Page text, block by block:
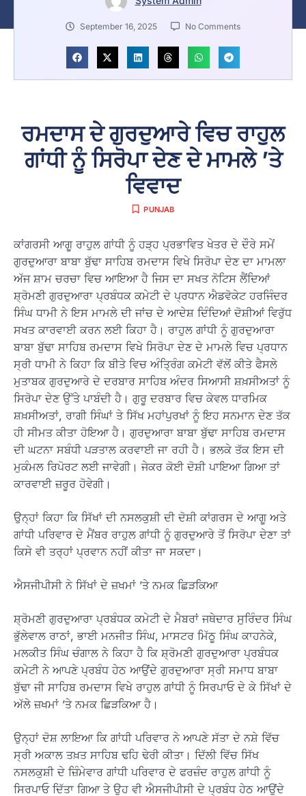
September 16, 2025 No Comments
ਰਮਦਾਸ ਦੇ ਗੁਰਦੁਆਰੇ ਵਿਚ ਰਾਹੁਲ
ਗਾਂਧੀ ਨੂੰ ਸਿਰੋਪਾ ਦੇਣ ਦੇ ਮਾਮਲੇ ’ਤੇ
ਵਿਵਾਦ
PUNJAB
ਕਾਂਗਰਸੀ ਆਗੂ ਰਾਹੁਲ ਗਾਂਧੀ ਨੂੰ ਹੜ੍ਹ ਪ੍ਰਭਾਵਿਤ ਖੇਤਰ ਦੇ ਦੌਰੇ ਸਮੇਂ
ਗੁਰਦੁਆਰਾ ਬਾਬਾ ਬੁੱਢਾ ਸਾਹਿਬ ਰਮਦਾਸ ਵਿਖੇ ਸਿਰੋਪਾ ਦੇਣ ਦਾ ਮਾਮਲਾ
ਅੱਜ ਸ਼ਾਮ ਚਰਚਾ ਵਿਚ ਆਇਆ ਹੈ ਜਿਸ ਦਾ ਸਖਤ ਨੋਟਿਸ ਲੈਂਦਿਆਂ
ਸ਼੍ਰੋਮਣੀ ਗੁਰਦੁਆਰਾ ਪ੍ਰਬੰਧਕ ਕਮੇਟੀ ਦੇ ਪ੍ਰਧਾਨ ਐਡਵੋਕੇਟ ਹਰਜਿੰਦਰ
ਸਿੰਘ ਧਾਮੀ ਨੇ ਇਸ ਮਾਮਲੇ ਦੀ ਜਾਂਚ ਦੇ ਆਦੇਸ਼ ਦਿੰਦਿਆਂ ਦੋਸ਼ੀਆਂ ਵਿਰੁੱਧ
ਸਖਤ ਕਾਰਵਾਈ ਕਰਨ ਲਈ ਕਿਹਾ ਹੈ। ਰਾਹੁਲ ਗਾਂਧੀ ਨੂੰ ਗੁਰਦੁਆਰਾ
ਬਾਬਾ ਬੁੱਢਾ ਸਾਹਿਬ ਰਮਦਾਸ ਵਿਖੇ ਸਿਰੋਪਾ ਦੇਣ ਦੇ ਮਾਮਲੇ ਵਿਚ ਪ੍ਰਧਾਨ
ਸ੍ਰੀ ਧਾਮੀ ਨੇ ਕਿਹਾ ਕਿ ਬੀਤੇ ਵਿਚ ਅੰਤ੍ਰਿੰਗ ਕਮੇਟੀ ਵੱਲੋਂ ਕੀਤੇ ਫੈਸਲੇ
ਮੁਤਾਬਕ ਗੁਰਦੁਆਰੇ ਦੇ ਦਰਬਾਰ ਸਾਹਿਬ ਅੰਦਰ ਸਿਆਸੀ ਸ਼ਖ਼ਸੀਅਤਾਂ ਨੂੰ
ਸਿਰੋਪਾ ਦੇਣ ਉੱਤੇ ਪਾਬੰਦੀ ਹੈ। ਗੁਰੂ ਦਰਬਾਰ ਵਿਚ ਕੇਵਲ ਧਾਰਮਿਕ
ਸ਼ਖ਼ਸੀਅਤਾਂ, ਰਾਗੀ ਸਿੰਘਾਂ ਤੇ ਸਿੱਖ ਮਹਾਂਪੁਰਖਾਂ ਨੂੰ ਇਹ ਸਨਮਾਨ ਦੇਣ ਤੱਕ
ਹੀ ਸੀਮਤ ਕੀਤਾ ਹੋਇਆ ਹੈ। ਗੁਰਦੁਆਰਾ ਬਾਬਾ ਬੁੱਢਾ ਸਾਹਿਬ ਰਮਦਾਸ
ਦੀ ਘਟਨਾ ਸਬੰਧੀ ਪੜਤਾਲ ਕਰਵਾਈ ਜਾ ਰਹੀ ਹੈ। ਭਲਕੇ ਤੱਕ ਇਸ ਦੀ
ਮੁਕੰਮਲ ਰਿਪੋਰਟ ਲਈ ਜਾਵੇਗੀ। ਜੇਕਰ ਕੋਈ ਦੋਸ਼ੀ ਪਾਇਆ ਗਿਆ ਤਾਂ
ਕਾਰਵਾਈ ਜ਼ਰੂਰ ਹੋਵੇਗੀ।
ਉਨ੍ਹਾਂ ਕਿਹਾ ਕਿ ਸਿੱਖਾਂ ਦੀ ਨਸਲਕੁਸ਼ੀ ਦੀ ਦੋਸ਼ੀ ਕਾਂਗਰਸ ਦੇ ਆਗੂ ਅਤੇ
ਗਾਂਧੀ ਪਰਿਵਾਰ ਦੇ ਮੈਂਬਰ ਰਾਹੁਲ ਗਾਂਧੀ ਨੂੰ ਗੁਰਦੁਆਰੇ ਤੋਂ ਸਿਰੋਪਾ ਦੇਣਾ ਤਾਂ
ਕਿਸੇ ਵੀ ਤਰ੍ਹਾਂ ਪ੍ਰਵਾਨ ਨਹੀਂ ਕੀਤਾ ਜਾ ਸਕਦਾ।
ਐਸਜੀਪੀਸੀ ਨੇ ਸਿੱਖਾਂ ਦੇ ਜ਼ਖਮਾਂ ’ਤੇ ਨਮਕ ਛਿੜਕਿਆ
ਸ਼੍ਰੋਮਣੀ ਗੁਰਦੁਆਰਾ ਪ੍ਰਬੰਧਕ ਕਮੇਟੀ ਦੇ ਮੈਬਰਾਂ ਜਥੇਦਾਰ ਸੁਰਿੰਦਰ ਸਿੰਘ
ਭੁੱਲੇਵਾਲ ਰਾਠਾਂ, ਭਾਈ ਮਨਜੀਤ ਸਿੰਘ, ਮਾਸਟਰ ਮਿੱਠੂ ਸਿੰਘ ਕਾਹਨੇਕੇ,
ਮਲਕੀਤ ਸਿੰਘ ਚੰਗਾਲ ਨੇ ਕਿਹਾ ਹੈ ਕਿ ਸ਼੍ਰੋਮਣੀ ਗੁਰਦੁਆਰਾ ਪ੍ਰਬੰਧਕ
ਕਮੇਟੀ ਨੇ ਆਪਣੇ ਪ੍ਰਬੰਧ ਹੇਠ ਆਉਂਦੇ ਗੁਰਦੁਆਰਾ ਸ੍ਰੀ ਸਮਾਧ ਬਾਬਾ
ਬੁੱਢਾ ਜੀ ਸਾਹਿਬ ਰਮਦਾਸ ਵਿਖੇ ਰਾਹੁਲ ਗਾਂਧੀ ਨੂੰ ਸਿਰਪਾਓ ਦੇ ਕੇ ਸਿੱਖਾਂ ਦੇ
ਅੱਲੇ ਜ਼ਖਮਾਂ ’ਤੇ ਨਮਕ ਛਿੜਕਿਆ ਹੈ।
ਉਨ੍ਹਾਂ ਦੋਸ਼ ਲਾਇਆ ਕਿ ਗਾਂਧੀ ਪਰਿਵਾਰ ਨੇ ਆਪਣੇ ਸੱਤਾ ਦੇ ਨਸ਼ੇ ਵਿੱਚ
ਸ੍ਰੀ ਅਕਾਲ ਤਖ਼ਤ ਸਾਹਿਬ ਢਹਿ ਢੇਰੀ ਕੀਤਾ। ਦਿੱਲੀ ਵਿੱਚ ਸਿੱਖ
ਨਸਲਕੁਸ਼ੀ ਦੇ ਜ਼ਿੰਮੇਵਾਰ ਗਾਂਧੀ ਪਰਿਵਾਰ ਦੇ ਫਰਜ਼ੰਦ ਰਾਹੁਲ ਗਾਂਧੀ ਨੂੰ
ਸਿਰਪਾਓ ਦਿੱਤਾ ਗਿਆ ਤੇ ਉਹ ਵੀ ਐਸਜੀਪੀਸੀ ਦੇ ਪ੍ਰਬੰਧ ਹੇਠ ਆਉਂਦੇ